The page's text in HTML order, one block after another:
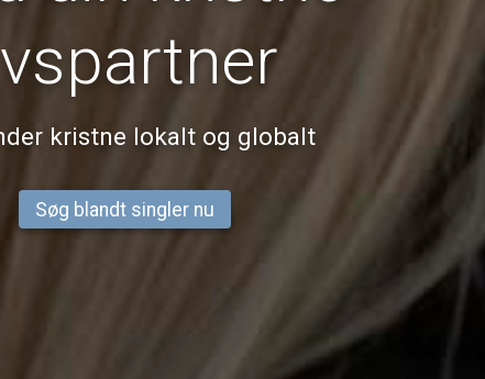
kristne lokalt og globalt
Søg blandt singler nu